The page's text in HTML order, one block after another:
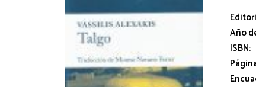
Año
ISBN: